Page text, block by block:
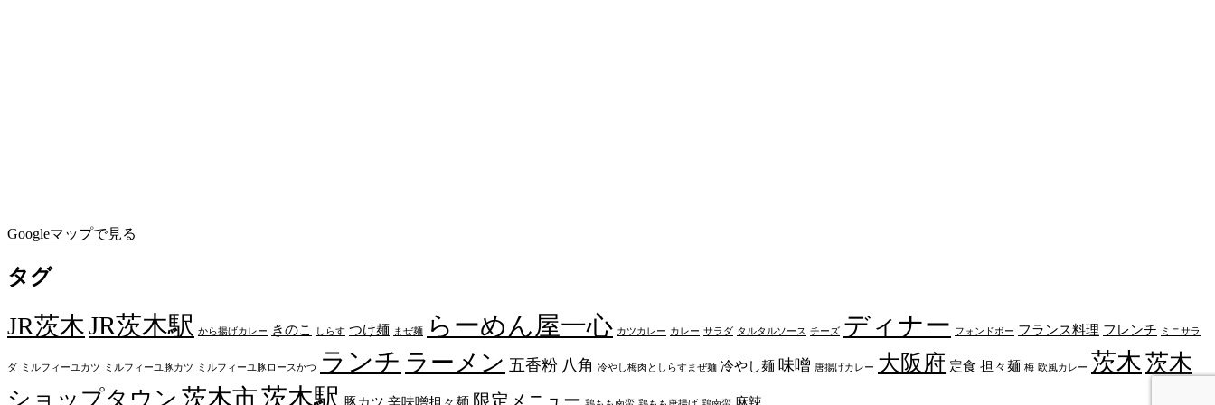
Googleマップで見る
タグ
JR茨木JR茨木駅 から揚げカレー きのこ しらす つけ麺 まぜ麺 らーめん屋一心 カツカレー カレー サラダ タルタルソース チーズ ディナー フォンドボー フランス料理 フレンチ ミニサラ
ダ ミルフィーユカツ ミルフィーユ豚カツ ミルフィーユ豚ロースかつ ランチ ラーメン 五香粉 八角 冷やし梅肉としらすまぜ麺 冷やし麺 味噌 唐揚げカレー 大阪府 定食 担々麺 梅 欧風カレー 茨木茨木
ショップタウン 茨木市茨木駅 限定メニュー